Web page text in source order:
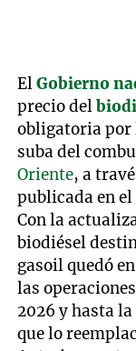
ElGobierno
precio del
obligatoria por
suba del
Oriente, a
publicada en
Con la
biodiésel
gasoil quedó
las
2026 y hasta
que lo